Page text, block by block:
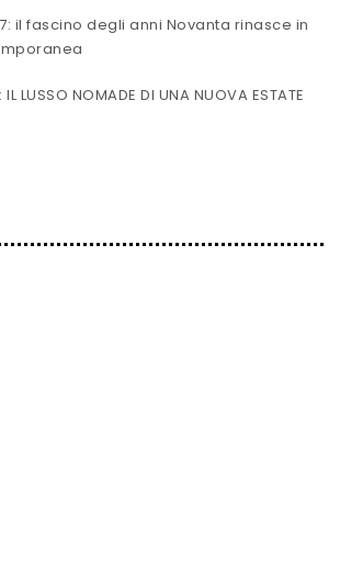
il fascino degli anni Novanta rinasce in
IL LUSSO NOMADE DI UNA NUOVA ESTATE